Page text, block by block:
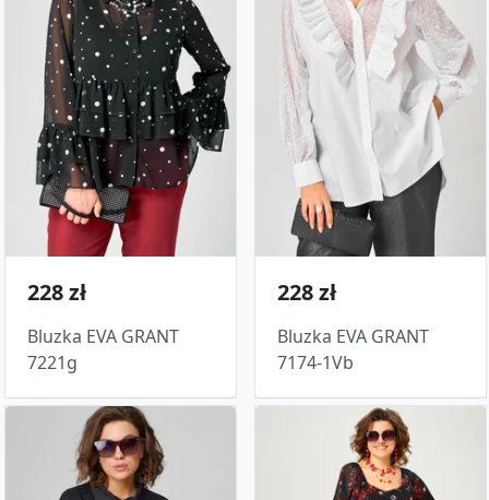
228 zł
Bluzka EVA GRANT
7221g
228 zł
Bluzka EVA GRANT
7174-1Vb